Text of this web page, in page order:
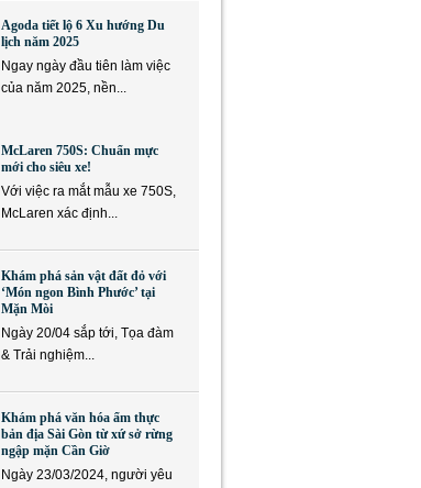
Agoda tiết lộ 6 Xu hướng Du
lịch năm 2025
Ngay ngày đầu tiên làm việc
của năm 2025, nền...
McLaren 750S: Chuẩn mực
mới cho siêu xe!
Với việc ra mắt mẫu xe 750S,
McLaren xác định...
Khám phá sản vật đất đỏ với
‘Món ngon Bình Phước’ tại
Mặn Mòi
Ngày 20/04 sắp tới, Tọa đàm
& Trải nghiệm...
Khám phá văn hóa ẩm thực
bản địa Sài Gòn từ xứ sở rừng
ngập mặn Cần Giờ
Ngày 23/03/2024, người yêu